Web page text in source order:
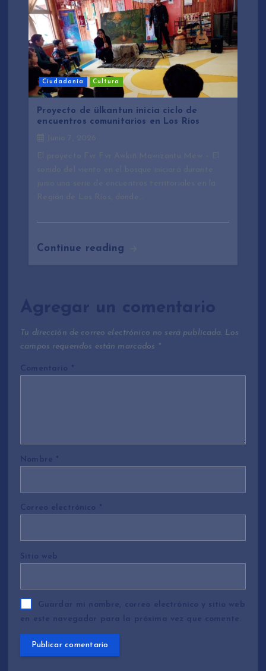
Ciudadanía Cultura
Proyecto de ülkantun inicia ciclo de
encuentros comunitarios en Los Ríos
Continue reading
Agregar un comentario
Tu dirección de correo electrónico no será publicada. Los
campos requeridos están marcados *
Comentario *
Nombre *
Correo electrónico *
Sitio web
Guardar mi nombre, correo electrónico y sitio web
en este navegador para la próxima vez que comente.